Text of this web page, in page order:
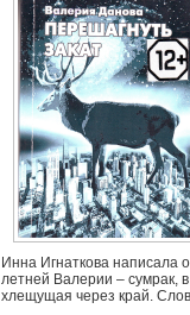
Инна Игнаткова написала
летней Валерии – сумрак,
хлещущая через край.